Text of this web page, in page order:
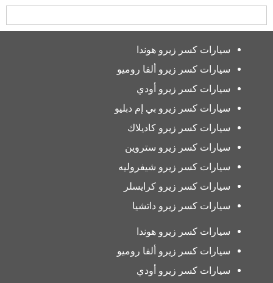
سيارات كسر زيرو هوندا
سيارات كسر زيرو ألفا روميو
سيارات كسر زيرو أودي
سيارات كسر زيرو بي إم دبليو
سيارات كسر زيرو كاديلاك
سيارات كسر زيرو ستروين
سيارات كسر زيرو شيفروليه
سيارات كسر زيرو كرايسلر
سيارات كسر زيرو داتشيا
سيارات كسر زيرو هوندا
سيارات كسر زيرو ألفا روميو
سيارات كسر زيرو أودي